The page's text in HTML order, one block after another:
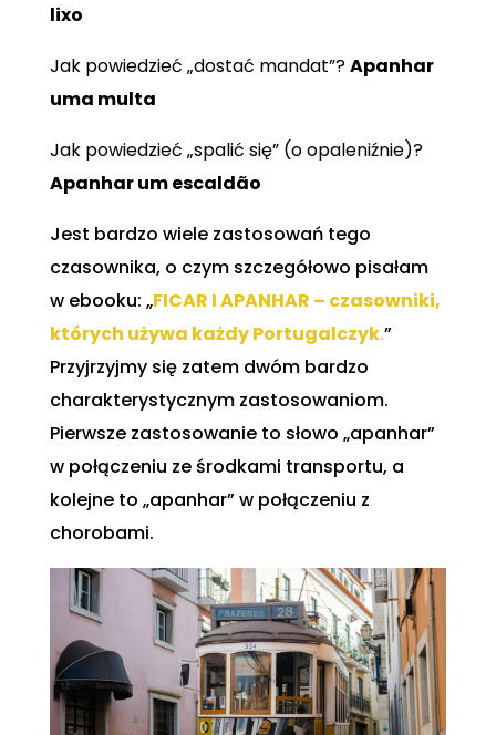
lixo
Jak powiedzieć „dostać mandat”?Apanhar
uma multa
Jak powiedzieć „spalić się” (o opaleniźnie)?
Apanhar um escaldão
Jest bardzo wiele zastosowań tego
czasownika, o czym szczegółowo pisałam
w ebooku: „FICAR I APANHAR – czasowniki,
których używa każdy Portugalczyk.”
Przyjrzyjmy się zatem dwóm bardzo
charakterystycznym zastosowaniom.
Pierwsze zastosowanie to słowo „apanhar”
w połączeniu ze środkami transportu, a
kolejne to „apanhar” w połączeniu z
chorobami.